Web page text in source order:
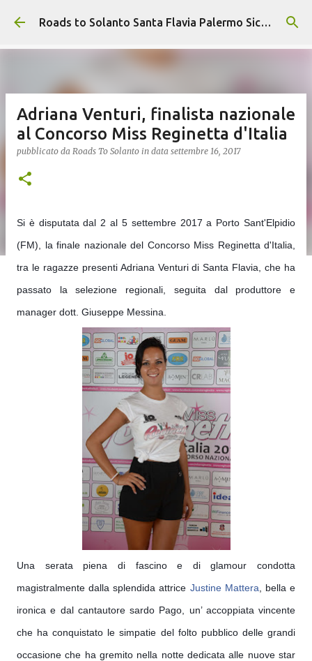
Passa ai contenuti principali Roads to Solanto Santa Flavia Palermo Sicily | Tourism Cousine Holidays
Adriana Venturi, finalista nazionale
al Concorso Miss Reginetta d'Italia
pubblicato da Roads To Solanto in data settembre 16, 2017
Si è disputata dal 2 al 5 settembre 2017 a Porto Sant'Elpidio
(FM), la finale nazionale del Concorso Miss Reginetta d'Italia,
tra le ragazze presenti Adriana Venturi di Santa Flavia, che ha
passato la selezione regionali, seguita dal produttore e
manager dott. Giuseppe Messina.
Una serata piena di fascino e di glamour condotta
magistralmente dalla splendida attrice Justine Mattera , bella e
ironica e dal cantautore sardo Pago, un’ accoppiata vincente
che ha conquistato le simpatie del folto pubblico delle grandi
occasione che ha gremito nella notte dedicata alle nuove star